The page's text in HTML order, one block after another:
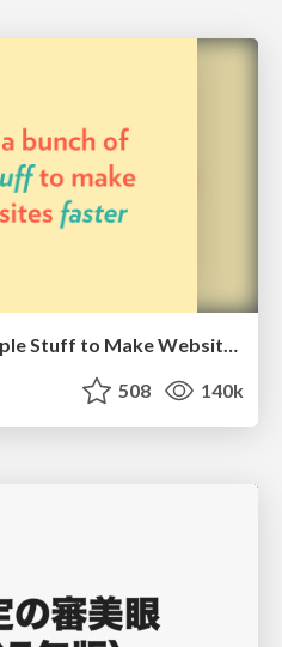
Let's Do A Bunch of Simple Stuff to Make Websites Faster
508 140k